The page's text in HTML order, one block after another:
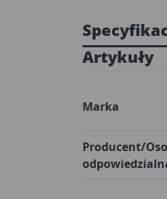
Artykuły
Marka
Producent/